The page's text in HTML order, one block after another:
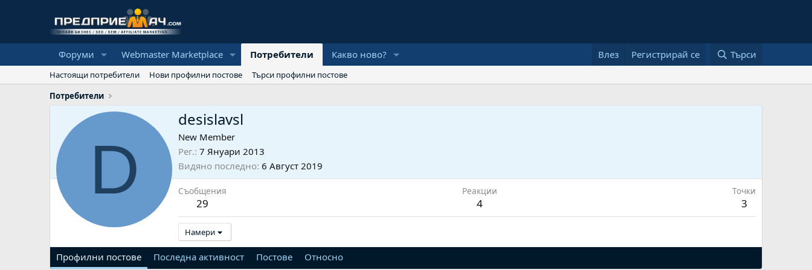
Форуми Webmaster Marketplace Потребители Какво ново? Влез Регистрирай се Търси
Настоящи потребители Нови профилни постове
Търси профилни постове
Потребители
D
desislavsl
New Member
Рег. 7 Януари 2013
Видяно последно 6 Август 2019
Съобщения
29
Реакции
4
Точки
3
Намери
Профилни постове Последна активност Постове Относно